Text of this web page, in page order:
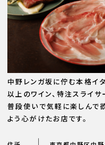
中野レンガ坂に佇む本格イ
以上のワイン、特注スライ
普段使いで気軽に楽しんで
よう心がけたお店です。